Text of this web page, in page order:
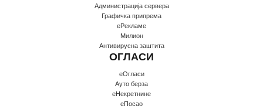
Администрација сервера
Графичка припрема
еРекламе
Милион
Антивирусна заштита
ОГЛАСИ
еОгласи
Ауто берза
еНекретнине
еПосао